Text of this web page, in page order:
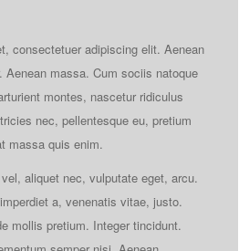
consectetuer adipiscing elit. Aenean
Aenean massa. Cum sociis natoque
montes, nascetur ridiculus
nec, pellentesque eu, pretium
massa quis enim.
aliquet nec, vulputate eget, arcu.
a, venenatis vitae, justo.
mollis pretium. Integer tincidunt.